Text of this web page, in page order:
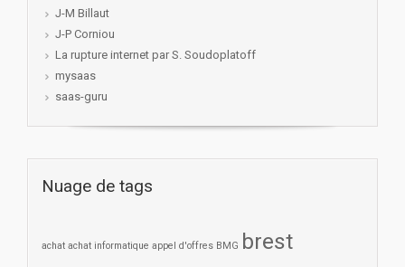
J-M Billaut
J-P Corniou
La rupture internet par S. Soudoplatoff
mysaas
saas-guru
Nuage de tags
achat achat informatique appel d'offres BMG brest